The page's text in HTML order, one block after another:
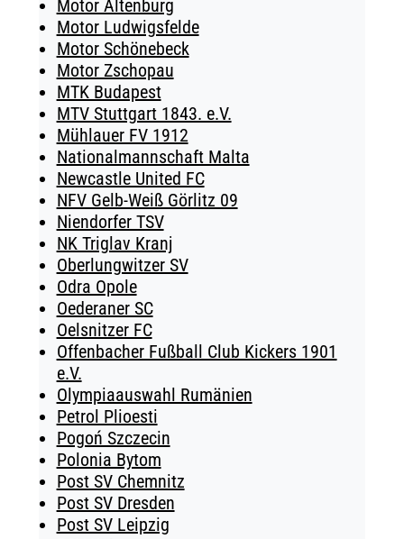
Motor Altenburg
Motor Ludwigsfelde
Motor Schönebeck
Motor Zschopau
MTK Budapest
MTV Stuttgart 1843. e.V.
Mühlauer FV 1912
Nationalmannschaft Malta
Newcastle United FC
NFV Gelb-Weiß Görlitz 09
Niendorfer TSV
NK Triglav Kranj
Oberlungwitzer SV
Odra Opole
Oederaner SC
Oelsnitzer FC
Offenbacher Fußball Club Kickers 1901
e.V.
Olympiaauswahl Rumänien
Petrol Plioesti
Pogoń Szczecin
Polonia Bytom
Post SV Chemnitz
Post SV Dresden
Post SV Leipzig